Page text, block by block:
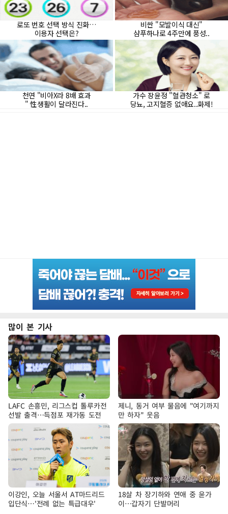
많이 본 기사
LAFC 손흥민, 리그스컵 톨루카전
선발 출격…득점포 재가동 도전
제니, 동거 여부 물음에 "여기까지
만 하자" 웃음
이강인, 오늘 서울서 AT마드리드
입단식…'전례 없는 특급대우'
18살 차 장기하와 연애 중 윤가
이…갑자기 단발머리